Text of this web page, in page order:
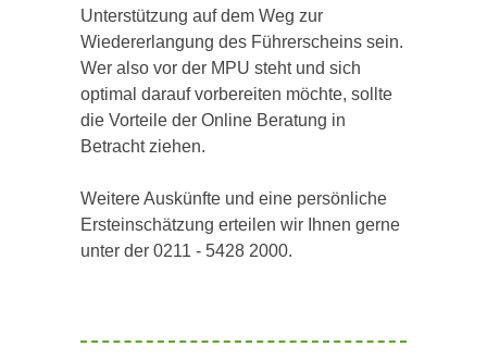
Unterstützung auf dem Weg zur
Wiedererlangung des Führerscheins sein.
Wer also vor der MPU steht und sich
optimal darauf vorbereiten möchte, sollte
die Vorteile der Online Beratung in
Betracht ziehen.
Weitere Auskünfte und eine persönliche
Ersteinschätzung erteilen wir Ihnen gerne
unter der 0211 - 5428 2000.